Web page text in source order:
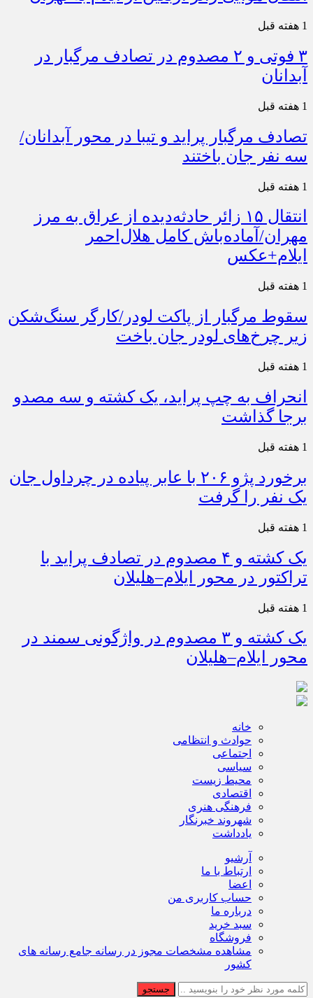
1 هفته قبل
۳ فوتی و ۲ مصدوم در تصادف مرگبار در
آبدانان
1 هفته قبل
تصادف مرگبار پراید و تیبا در محور آبدانان/
سه نفر جان باختند
1 هفته قبل
انتقال ۱۵ زائر حادثه‌دیده از عراق به مرز
مهران/آماده‌باش کامل هلال‌احمر
ایلام+عکس
1 هفته قبل
سقوط مرگبار از پاکت لودر/کارگر سنگ‌شکن
زیر چرخ‌های لودر جان باخت
1 هفته قبل
انحراف به چپ پراید، یک کشته و سه مصدو
برجا گذاشت
1 هفته قبل
برخورد پژو ۲۰۶ با عابر پیاده در چرداول جان
یک نفر را گرفت
1 هفته قبل
یک کشته و ۴ مصدوم در تصادف پراید با
تراکتور در محور ایلام–هلیلان
1 هفته قبل
یک کشته و ۳ مصدوم در واژگونی سمند در
محور ایلام–هلیلان
خانه
حوادث و انتظامی
اجتماعی
سیاسی
محیط زیست
اقتصادی
فرهنگی هنری
شهروند خبرنگار
یادداشت
آرشیو
ارتباط با ما
اعضا
حساب کاربری من
درباره ما
سبد خرید
فروشگاه
مشاهده مشخصات مجوز در رسانه جامع رسانه های
کشور
جستجو